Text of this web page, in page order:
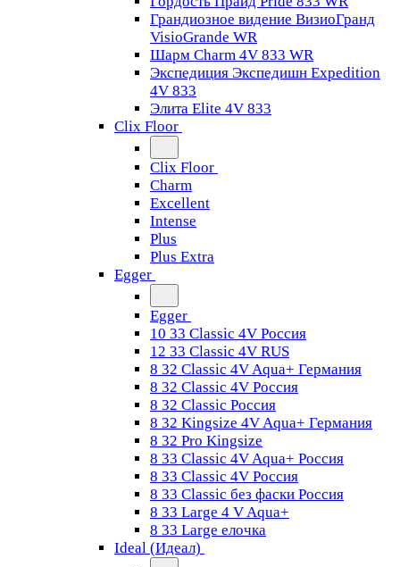
Грандиозное видение ВизиоГранд
VisioGrande WR
Шарм Charm 4V 833 WR
Экспедиция Экспедишн Expedition
4V 833
Элита Elite 4V 833
Clix Floor
Clix Floor
Charm
Excellent
Intense
Plus
Plus Extra
Egger
Egger
10 33 Classic 4V Россия
12 33 Classic 4V RUS
8 32 Classic 4V Aqua+ Германия
8 32 Classic 4V Россия
8 32 Classic Россия
8 32 Kingsize 4V Aqua+ Германия
8 32 Pro Kingsize
8 33 Classic 4V Aqua+ Россия
8 33 Classic 4V Россия
8 33 Classic без фаски Россия
8 33 Large 4 V Aqua+
8 33 Large елочка
Ideal (Идеал)